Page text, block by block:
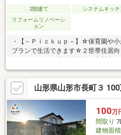
2階建て システムキッチ
リフォームリノベーシ
ョン
・【－Ｐｉｃｋｕｐ－】☆保育園や
プランで生活できます☆２世帯住居
詳しくはスタッフまでお問い合わせ
９５１８
山形県山形市長町３
100万
間取り
建物面積